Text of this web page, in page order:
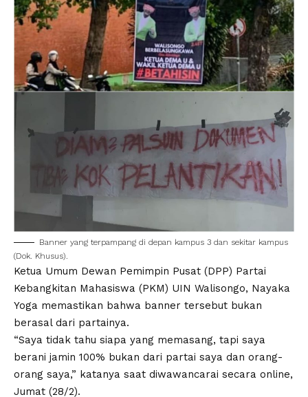
Banner yang terpampang di depan kampus 3 dan sekitar kampus
(Dok. Khusus).
Ketua Umum Dewan Pemimpin Pusat (DPP) Partai
Kebangkitan Mahasiswa (PKM) UIN Walisongo, Nayaka
Yoga memastikan bahwa banner tersebut bukan
berasal dari partainya.
“Saya tidak tahu siapa yang memasang, tapi saya
berani jamin 100% bukan dari partai saya dan orang-
orang saya,” katanya saat diwawancarai secara online,
Jumat (28/2).